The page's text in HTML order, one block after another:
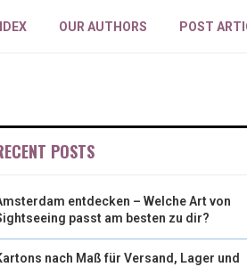
OUR AUTHORS POST
POSTS
entdecken – Welche Art von
passt am besten zu dir?
nach Maß für Versand, Lager und